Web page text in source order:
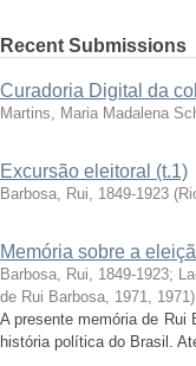
Recent Submissions
Curadoria Digital da
Martins, Maria Madalena
Excursão eleitoral (t.1)
Barbosa, Rui, 1849-1923 (
Memória sobre a
Barbosa, Rui, 1849-1923;
de Rui Barbosa, 1971, 1971)
A presente memória de Rui
história política do Brasil.